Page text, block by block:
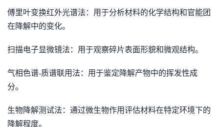
傅里叶变换红外光谱法：用于分析材料的化学结构和官能团
在降解中的变化。
扫描电子显微镜法：用于观察碎片表面形貌和微观结构。
气相色谱-质谱联用法：用于鉴定降解产物中的挥发性成
分。
生物降解测试法：通过微生物作用评估材料在特定环境下的
降解程度。